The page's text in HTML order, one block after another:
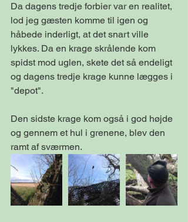
Da dagens tredje forbier var en realitet,
lod jeg gæsten komme til igen og
håbede inderligt, at det snart ville
lykkes. Da en krage skrålende kom
spidst mod uglen, skete det så endeligt
og dagens tredje krage kunne lægges i
"depot".
Den sidste krage kom også i god højde
og gennem et hul i grenene, blev den
ramt af sværmen.